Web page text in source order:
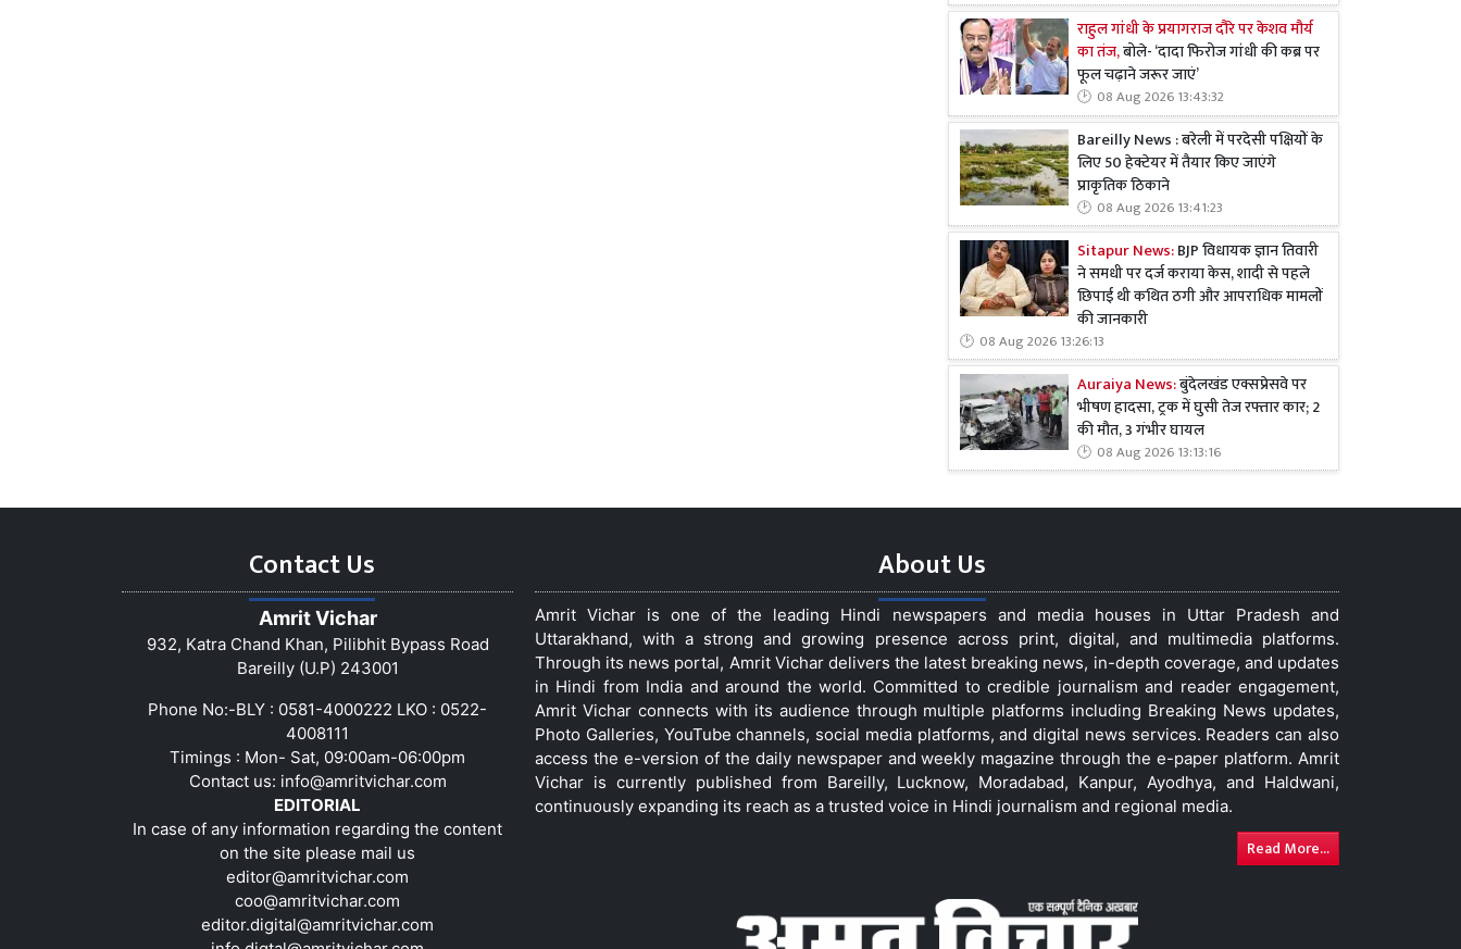
राहुल गांधी के प्रयागराज दौरे पर केशव मौर्य
का तंज,बोले- ‘दादा फिरोज गांधी की कब्र पर
फूल चढ़ाने जरूर जाएं’
08 Aug 2026 13:43:32
Bareilly News : बरेली में परदेसी पक्षियों के
लिए 50 हेक्टेयर में तैयार किए जाएंगे
प्राकृतिक ठिकाने
08 Aug 2026 13:41:23
Sitapur News:BJP विधायक ज्ञान तिवारी
ने समधी पर दर्ज कराया केस, शादी से पहले
छिपाई थी कथित ठगी और आपराधिक मामलों
की जानकारी
08 Aug 2026 13:26:13
Auraiya News:बुंदेलखंड एक्सप्रेसवे पर
भीषण हादसा, ट्रक में घुसी तेज रफ्तार कार; 2
की मौत, 3 गंभीर घायल
08 Aug 2026 13:13:16
Contact Us
Amrit Vichar
932, Katra Chand Khan, Pilibhit Bypass Road
Bareilly (U.P) 243001
Phone No:-BLY : 0581-4000222 LKO : 0522-
4008111
Timings : Mon- Sat, 09:00am-06:00pm
Contact us: info@amritvichar.com
EDITORIAL
In case of any information regarding the content
on the site please mail us
editor@amritvichar.com
coo@amritvichar.com
editor.digital@amritvichar.com
About Us
Amrit Vichar is one of the leading Hindi newspapers and media houses in Uttar Pradesh and
Uttarakhand, with a strong and growing presence across print, digital, and multimedia platforms.
Through its news portal, Amrit Vichar delivers the latest breaking news, in-depth coverage, and updates
in Hindi from India and around the world. Committed to credible journalism and reader engagement,
Amrit Vichar connects with its audience through multiple platforms including Breaking News updates,
Photo Galleries, YouTube channels, social media platforms, and digital news services. Readers can also
access the e-version of the daily newspaper and weekly magazine through the e-paper platform. Amrit
Vichar is currently published from Bareilly, Lucknow, Moradabad, Kanpur, Ayodhya, and Haldwani,
continuously expanding its reach as a trusted voice in Hindi journalism and regional media.
Read More...